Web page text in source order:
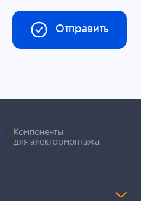
Отправить
Компоненты
для электромонтажа